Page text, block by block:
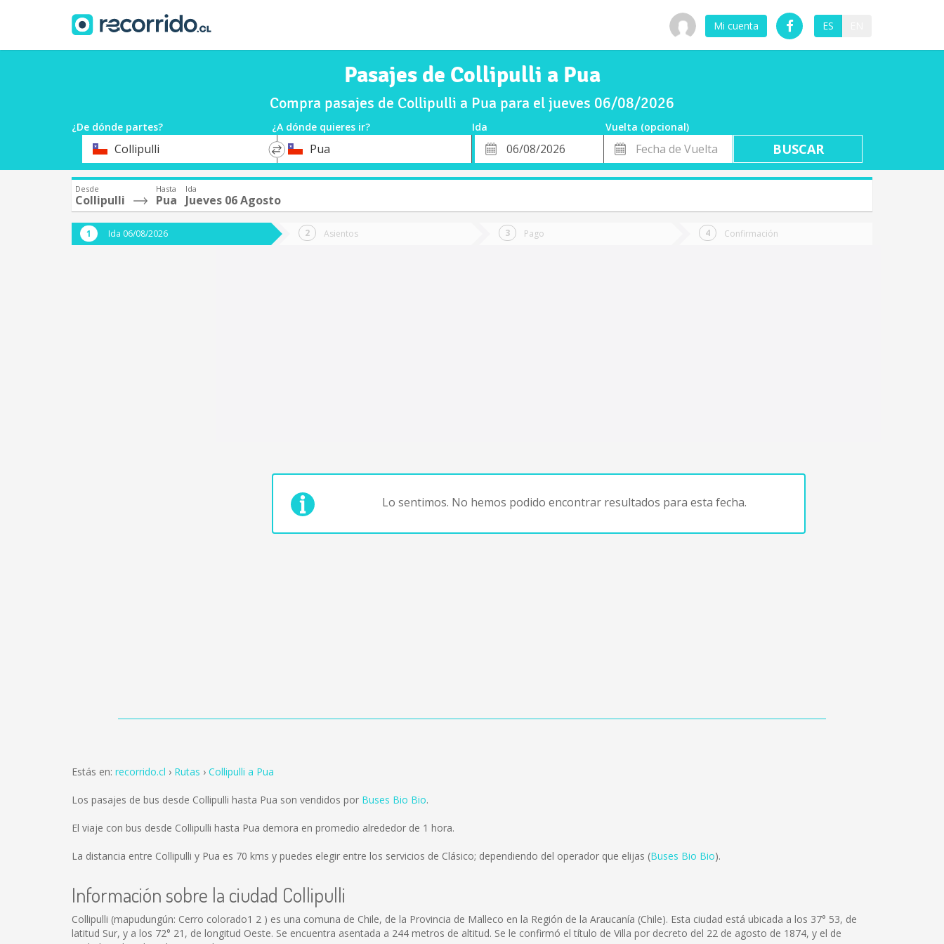
Mi cuenta ES
Pasajes de Collipulli a Pua
Compra pasajes de Collipulli a Pua para el jueves 06/08/2026
¿De dónde partes? ¿A dónde quieres ir? Ida
Vuelta (opcional)
OrigenCollipulli
*
DestinoPua
Fecha
de
Fecha
de
Vuelta
Desde
Collipulli
Hasta
Pua
Ida
Jueves 06 Agosto
Ida 06/08/2026 Asientos Pago Confirmación
Lo sentimos. No hemos podido encontrar resultados para esta fecha.
Estás en: recorrido.cl Rutas Collipulli a Pua
Los pasajes de bus desde Collipulli hasta Pua son vendidos por Buses Bio Bio.
El viaje con bus desde Collipulli hasta Pua demora en promedio alrededor de 1 hora.
La distancia entre Collipulli y Pua es 70 kms y puedes elegir entre los servicios de Clásico; dependiendo del operador que elijas (Buses Bio Bio).
Información sobre la ciudad Collipulli
Collipulli (mapudungún: Cerro colorado1 2 ) es una comuna de Chile, de la Provincia de Malleco en la Región de la Araucanía (Chile). Esta ciudad está ubicada a los 37° 53, de
latitud Sur, y a los 72° 21, de longitud Oeste. Se encuentra asentada a 244 metros de altitud. Se le confirmó el título de Villa por decreto del 22 de agosto de 1874, y el de